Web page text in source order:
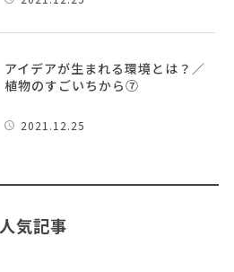
アイデアが生まれる環境とは？／
植物のすごいちから⑦
2021.12.25
人気記事